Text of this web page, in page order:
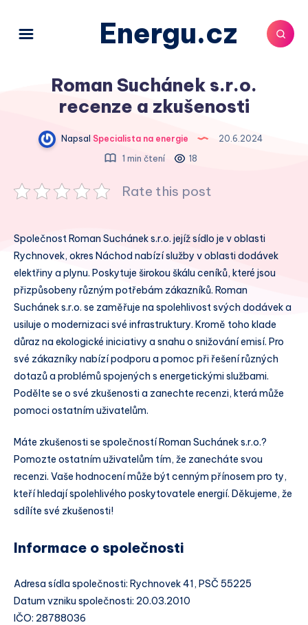
Energu.cz
Roman Suchánek s.r.o.
recenze a zkušenosti
Napsal Specialista na energie
20.6.2024
1 min čtení
18
Rate this post
Společnost Roman Suchánek s.r.o. jejíž sídlo je v oblasti
Rychnovek, okres Náchod nabízí služby v oblasti dodávek
elektřiny a plynu. Poskytuje širokou škálu ceníků, které jsou
přizpůsobeny různým potřebám zákazníků. Roman
Suchánek s.r.o. se zaměřuje na spolehlivost svých dodávek a
usiluje o modernizaci své infrastruktury. Kromě toho klade
důraz na ekologické iniciativy a snahu o snižování emisí. Pro
své zákazníky nabízí podporu a pomoc při řešení různých
dotazů a problémů spojených s energetickými službami.
Podělte se o své zkušenosti a zanechte recenzi, která může
pomoci ostatním uživatelům.
Máte zkušenosti se společností Roman Suchánek s.r.o.?
Pomozte ostatním uživatelům tím, že zanecháte svou
recenzi. Vaše hodnocení může být cenným přínosem pro ty,
kteří hledají spolehlivého poskytovatele energií. Děkujeme, že
sdílíte své zkušenosti!
Informace o společnosti
Adresa sídla společnosti: Rychnovek 41, PSČ 55225
Datum vzniku společnosti: 20.03.2010
IČO: 28788036